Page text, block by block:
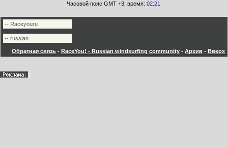
Часовой пояс GMT +3, время: 02:21
Обратная связь - RaceYou! - Russian windsurfing community - Архив - Вверх